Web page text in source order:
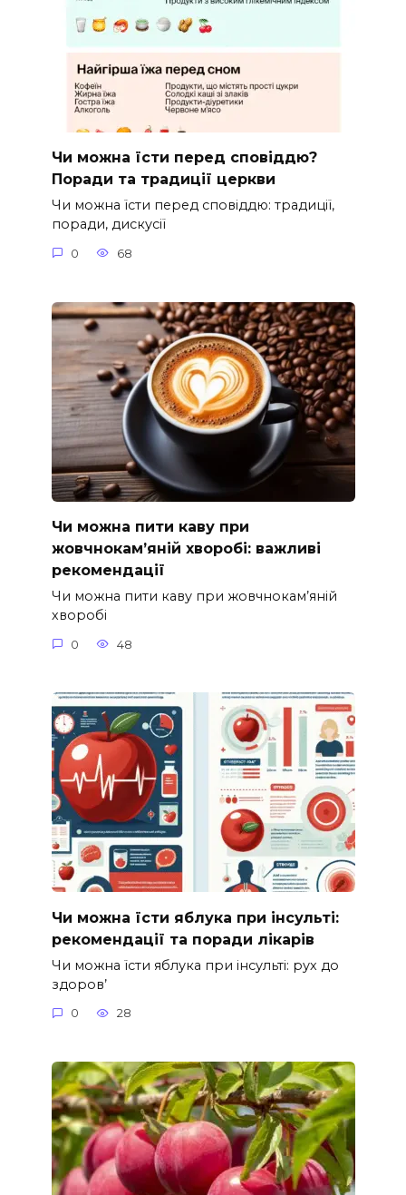
Чи можна їсти перед сповіддю?
Поради та традиції церкви
Чи можна їсти перед сповіддю: традиції,
поради, дискусії
0 68
Чи можна пити каву при
жовчнокам’яній хворобі: важливі
рекомендації
Чи можна пити каву при жовчнокам’яній
хворобі
0 48
Чи можна їсти яблука при інсульті:
рекомендації та поради лікарів
Чи можна їсти яблука при інсульті: рух до
здоров’
0 28